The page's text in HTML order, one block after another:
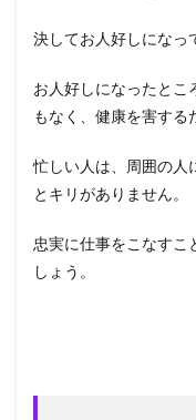
決してお人好しになっ
お人好しになったとこ
もなく、健康を害する
忙しい人は、周囲の人
とキリがありません。
忠実に仕事をこなすこ
しょう。